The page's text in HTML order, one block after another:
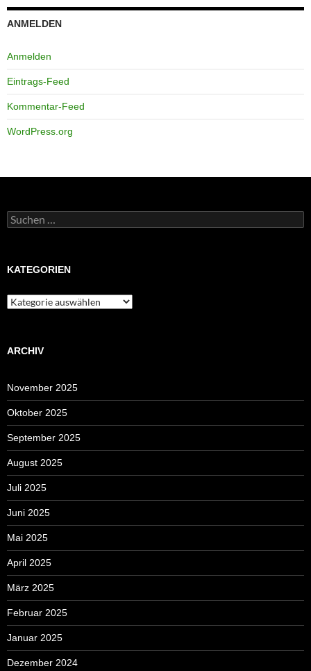
ANMELDEN
Anmelden
Eintrags-Feed
Kommentar-Feed
WordPress.org
Suchen
nach:
KATEGORIEN
Kategorien
ARCHIV
November 2025
Oktober 2025
September 2025
August 2025
Juli 2025
Juni 2025
Mai 2025
April 2025
März 2025
Februar 2025
Januar 2025
Dezember 2024